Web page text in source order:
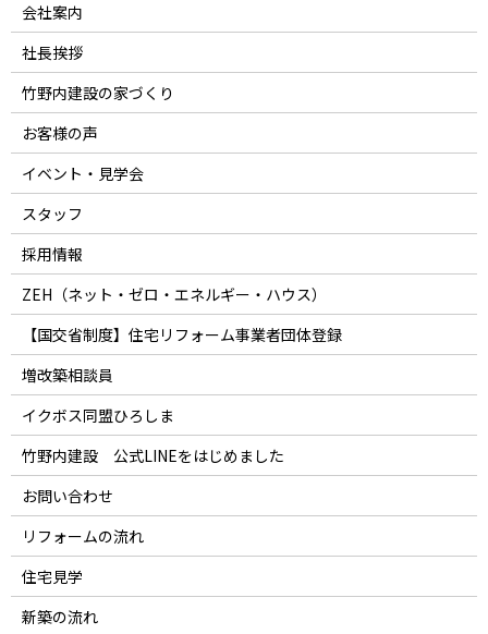
会社案内
社長挨拶
竹野内建設の家づくり
お客様の声
イベント・見学会
スタッフ
採用情報
ZEH（ネット・ゼロ・エネルギー・ハウス）
【国交省制度】住宅リフォーム事業者団体登録
増改築相談員
イクボス同盟ひろしま
竹野内建設 公式LINEをはじめました
お問い合わせ
リフォームの流れ
住宅見学
新築の流れ